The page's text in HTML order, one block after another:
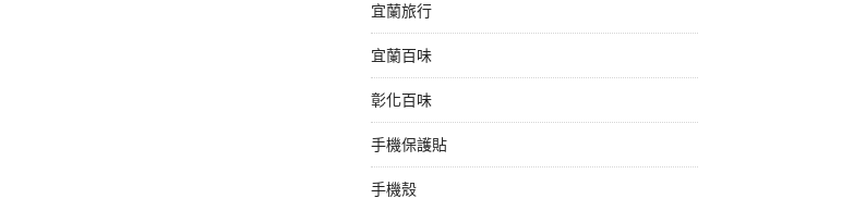
宜蘭旅行
宜蘭百味
彰化百味
手機保護貼
手機殼